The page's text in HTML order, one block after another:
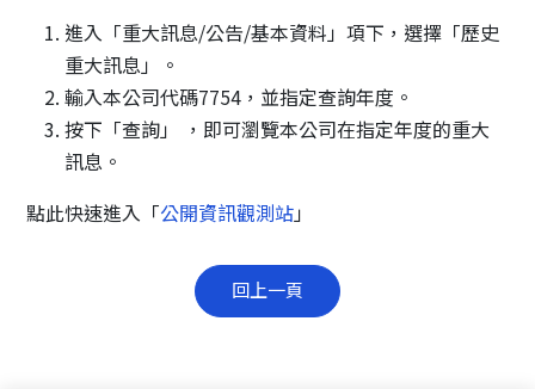
進入「重大訊息/公告/基本資料」項下，選擇「歷史
重大訊息」。
輸入本公司代碼7754，並指定查詢年度。
按下「查詢」 ，即可瀏覽本公司在指定年度的重大
訊息。
點此快速進入「公開資訊觀測站」
回上一頁